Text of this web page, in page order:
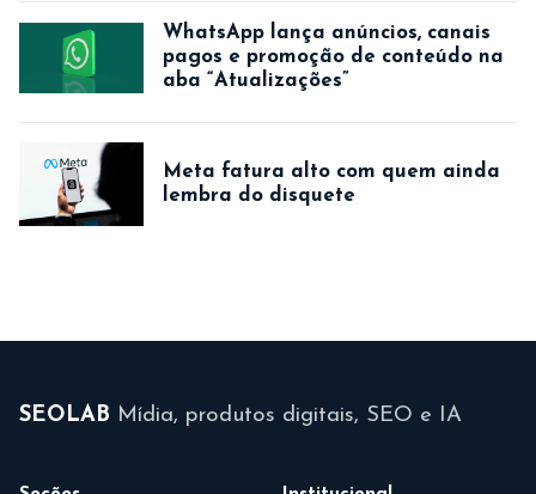
WhatsApp lança anúncios, canais
pagos e promoção de conteúdo na
aba “Atualizações”
Meta fatura alto com quem ainda
lembra do disquete
SEOLAB Mídia, produtos digitais, SEO e IA